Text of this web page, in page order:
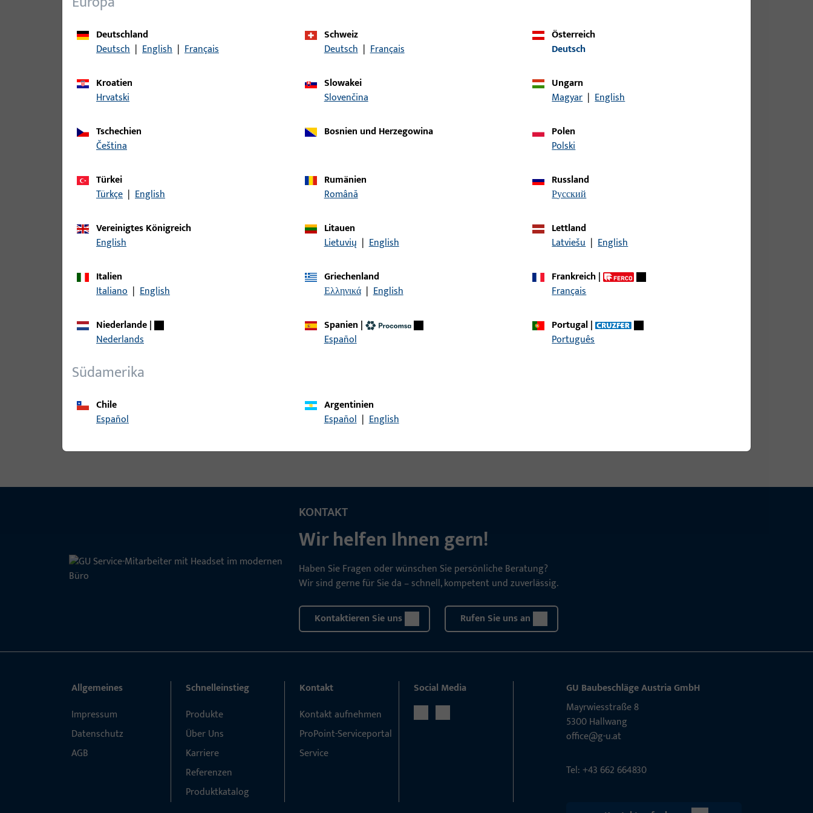
Zu diesem Produkt gibt es folgende Varianten:
Artikel
NICKELSILBER LACKIERT
B 9000 0195 | SCHLIESSBLECH-L-L28/43x200x1,5-EKG LAPPENSCHLIESSBLECH, DIN LS, AUS NICHTROST.STAHL,ECKIG,
B 9000 0196 | SCHLIESSBLECH-R-L28/43x200x1,5-EKG LAPPENSCHLIESSBLECHE DIN RS AUS NICHTROST.STAHL,ECKIG,
B 9000 0204 | SCHLIESSBLECH-R-W24x26x200x2-EKG-X
KONTAKT
Wir helfen Ihnen gern!
Haben Sie Fragen oder wünschen Sie persönliche Beratung?
Wir sind gerne für Sie da – schnell, kompetent und zuverlässig.
Kontaktieren Sie uns Rufen Sie uns an
Deutschland
Deutsch | English | Français
Schweiz
Deutsch | Français
Österreich
Deutsch
Kroatien
Hrvatski
Slowakei
Slovenčina
Ungarn
Magyar | English
Tschechien
čeština
Bosnien und Herzegowina
Polen
Polski
Türkei
Türkçe | English
Rumänien
Română
Russland
русский
Vereinigtes Königreich
English
Litauen
Lietuvių | English
Lettland
Latviešu | English
Italien
Italiano | English
Griechenland
Ελληνικά | English
Frankreich|
Français
Niederlande|
Nederlands
Spanien |
Español
Portugal|
Português
Südamerika
Chile
Español
Argentinien
Español | English
Allgemeines
Impressum
Datenschutz
AGB
Schnelleinstieg
Produkte
Über Uns
Karriere
Referenzen
Produktkatalog
Kontakt
Kontakt aufnehmen
ProPoint-Serviceportal
Service
Social Media
GU Baubeschläge Aus­tria GmbH
Mayrwies­straße 8
5300 Hall­wang
office@g-u.at
Tel: +43 662 664830